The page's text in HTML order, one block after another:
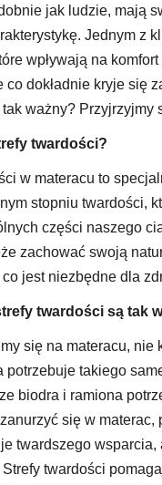
jak ludzie, mają
Jednym z
wpływają na
co dokładnie kryje się
ważny? Przyjrzyjmy
twardości?
w materacu to
stopniu twardości,
części naszego
zachować swoją
jest niezbędne dla
twardości są tak
się na materacu, nie
potrzebuje takiego
biodra i ramiona
się w materac,
twardszego
Strefy twardości